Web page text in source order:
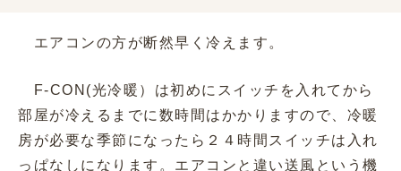
エアコンの方が断然早く冷えます。
F-CON(光冷暖）は初めにスイッチを入れてから
部屋が冷えるまでに数時間はかかりますので、冷暖
房が必要な季節になったら２４時間スイッチは入れ
っぱなしになります。エアコンと違い送風という機